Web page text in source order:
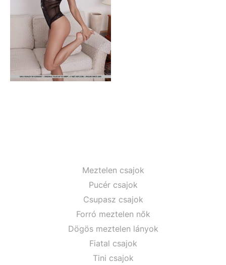
Meztelen csajok
Pucér csajok
Csupasz csajok
Forró meztelen nők
Dögös meztelen lányok
Fiatal csajok
Tini csajok